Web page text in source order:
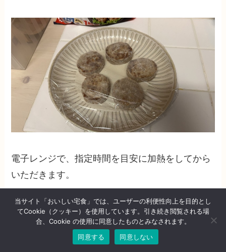
電子レンジで、指定時間を目安に加熱をしてから
いただきます。
当サイト「おいしい宅食」では、ユーザーの利便性向上を目的とし
てCookie（クッキー）を使用しています。引き続き閲覧される場
合、Cookie の使用に同意したものとみなされます。
同意する
同意しない